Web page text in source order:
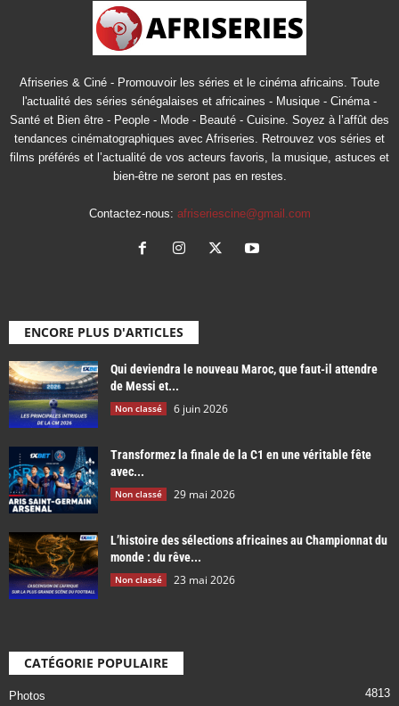
Afriseries & Ciné - Promouvoir les séries et le cinéma africains. Toute
l'actualité des séries sénégalaises et africaines - Musique - Cinéma -
Santé et Bien être - People - Mode - Beauté - Cuisine. Soyez à l’affût des
tendances cinématographiques avec Afriseries. Retrouvez vos séries et
films préférés et l’actualité de vos acteurs favoris, la musique, astuces et
bien-être ne seront pas en restes.
Contactez-nous: afriseriescine@gmail.com
ENCORE PLUS D'ARTICLES
Qui deviendra le nouveau Maroc, que faut-il attendre
de Messi et...
Non classé 6 juin 2026
Transformez la finale de la C1 en une véritable fête
avec...
Non classé 29 mai 2026
L’histoire des sélections africaines au Championnat du
monde : du rêve...
Non classé 23 mai 2026
CATÉGORIE POPULAIRE
Photos 4813